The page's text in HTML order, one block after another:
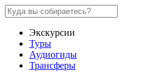
Экскурсии
Туры
Аудиогиды
Трансферы